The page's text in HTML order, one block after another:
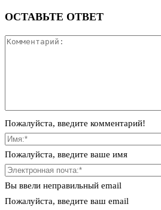
ОСТАВЬТЕ ОТВЕТ
Пожалуйста, введите комментарий!
Пожалуйста, введите ваше имя
Вы ввели неправильный email
Пожалуйста, введите ваш email